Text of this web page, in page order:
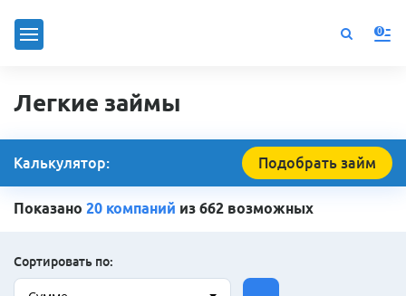
0
Легкие займы
Калькулятор: Подобрать займ
Показано 20 компаний из 662 возможных
Сортировать по: